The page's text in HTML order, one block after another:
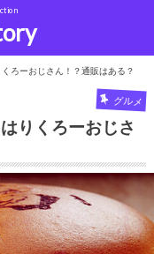
ろーおじさん！？通販はある？
グルメ
りくろーおじさ